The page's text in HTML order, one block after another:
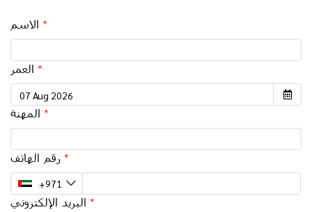
الاسم
العمر
المهنة
رقم الهاتف
البريد الإلكتروني